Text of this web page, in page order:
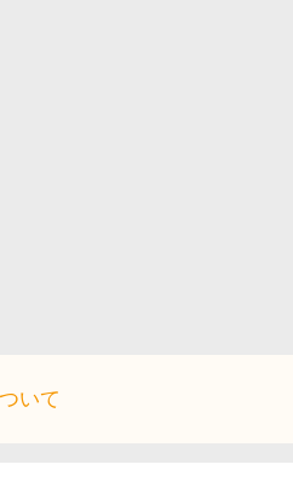
いて